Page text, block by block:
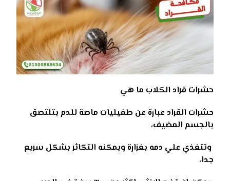
حشرات قراد الكلاب ما هي
حشرات القراد عبارة عن طفيليات ماصة للدم بتلتصق
بالجسم المضيف،
وتتغذي علي دمه بغزارة ويمكنه التكاثر بشكل سريع
جدا،